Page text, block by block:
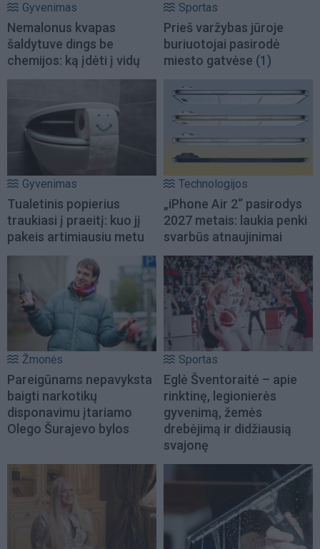
Gyvenimas
Nemalonus kvapas
šaldytuve dings be
chemijos: ką įdėti į vidų
Sportas
Prieš varžybas jūroje
buriuotojai pasirodė
miesto gatvėse (1)
Gyvenimas
Tualetinis popierius
traukiasi į praeitį: kuo jį
pakeis artimiausiu metu
Technologijos
„iPhone Air 2“ pasirodys
2027 metais: laukia penki
svarbūs atnaujinimai
Žmonės
Pareigūnams nepavyksta
baigti narkotikų
disponavimu įtariamo
Olego Šurajevo bylos
Sportas
Eglė Šventoraitė – apie
rinktinę, legionierės
gyvenimą, žemės
drebėjimą ir didžiausią
svajonę